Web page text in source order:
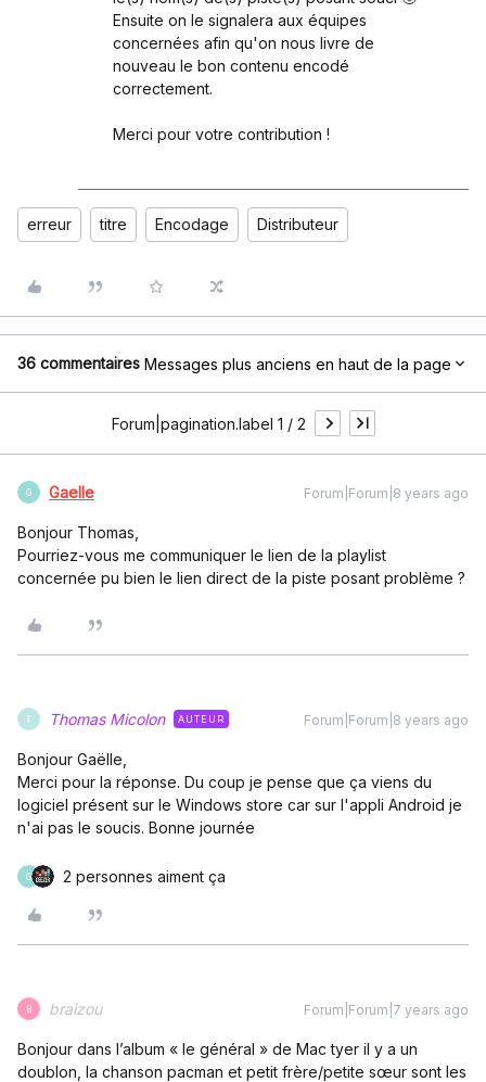
Ensuite on le signalera aux équipes
concernées afin qu'on nous livre de
nouveau le bon contenu encodé
correctement.
Merci pour votre contribution !
erreur titre Encodage Distributeur
36 commentaires Messages plus anciens en haut de la page
Forum|pagination.label 1 / 2
G Gaelle Forum|Forum|8 years ago
Bonjour Thomas,
Pourriez-vous me communiquer le lien de la playlist
concernée pu bien le lien direct de la piste posant problème ?
T Thomas Micolon AUTEUR Forum|Forum|8 years ago
Bonjour Gaëlle,
Merci pour la réponse. Du coup je pense que ça viens du
logiciel présent sur le Windows store car sur l'appli Android je
n'ai pas le soucis. Bonne journée
G 2 personnes aiment ça
B braizou Forum|Forum|7 years ago
Bonjour dans l’album « le général » de Mac tyer il y a un
doublon, la chanson pacman et petit frère/petite sœur sont les